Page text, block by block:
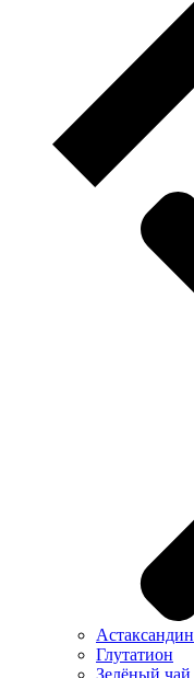
Астаксандин
Глутатион
Зелёный чай